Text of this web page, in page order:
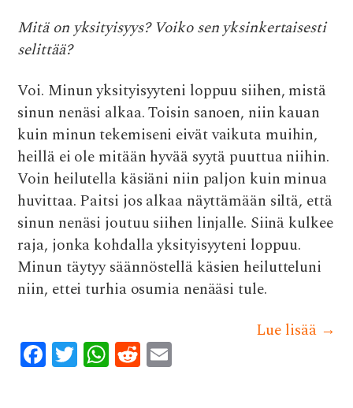
Mitä on yksityisyys? Voiko sen yksinkertaisesti
selittää?
Voi. Minun yksityisyyteni loppuu siihen, mistä
sinun nenäsi alkaa. Toisin sanoen, niin kauan
kuin minun tekemiseni eivät vaikuta muihin,
heillä ei ole mitään hyvää syytä puuttua niihin.
Voin heilutella käsiäni niin paljon kuin minua
huvittaa. Paitsi jos alkaa näyttämään siltä, että
sinun nenäsi joutuu siihen linjalle. Siinä kulkee
raja, jonka kohdalla yksityisyyteni loppuu.
Minun täytyy säännöstellä käsien heilutteluni
niin, ettei turhia osumia nenääsi tule.
Lue lisää →
F
ac
T
w
W
h
R
e